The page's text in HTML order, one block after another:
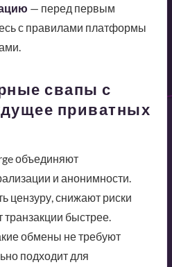
— перед первым
с правилами платформы
свапы с
приватных
объединяют
и анонимности.
цензуру, снижают риски
быстрее.
обмены не требуют
подходит для